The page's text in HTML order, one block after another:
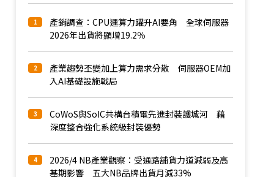
1
產銷調查：CPU運算力躍升AI要角 全球伺服器
2026年出貨將顯增19.2％
2
產業趨勢丕變加上算力需求分散 伺服器OEM加
入AI基礎設施戰局
3
CoWoS與SoIC共構台積電先進封裝護城河 藉
深度整合強化系統級封裝優勢
4
2026/4 NB產業觀察：受通路舖貨力道減弱及高
基期影響 五大NB品牌出貨月減33%